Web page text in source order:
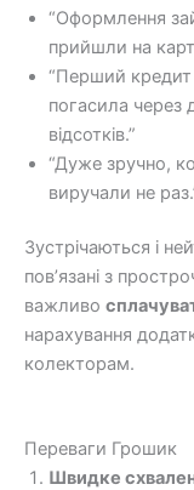
“Оформлення
прийшли на
“Перший кредит
погасила через
відсотків.”
“Дуже зручно,
виручали не
Зустрічаються і
пов’язані з
важливо
нарахування
колекторам.
Переваги Грошик
Швидке